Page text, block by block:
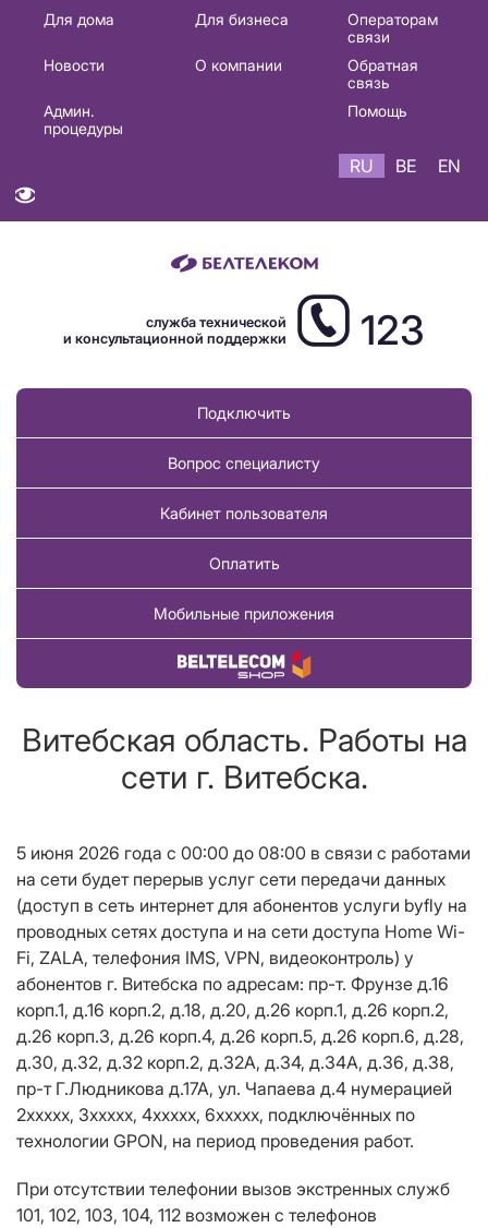
Основная
навигация
Для дома Для бизнеса
Операторам
связи
Новости
О компании
Обратная
связь
Админ.
процедуры
Помощь
RU BE EN
служба технической
и консультационной поддержки
123
Подключить
Вопрос специалисту
Кабинет пользователя
Оплатить
Мобильные приложения
Купить товар
Витебская область. Работы на
сети г. Витебска.
5 июня 2026 года c 00:00 до 08:00 в связи с работами
на сети будет перерыв услуг сети передачи данных
(доступ в сеть интернет для абонентов услуги byfly на
проводных сетях доступа и на сети доступа Home Wi-
Fi, ZALA, телефония IMS, VPN, видеоконтроль) у
абонентов г. Витебска по адресам: пр-т. Фрунзе д.16
корп.1, д.16 корп.2, д.18, д.20, д.26 корп.1, д.26 корп.2,
д.26 корп.3, д.26 корп.4, д.26 корп.5, д.26 корп.6, д.28,
д.30, д.32, д.32 корп.2, д.32А, д.34, д.34А, д.36, д.38,
пр-т Г.Людникова д.17А, ул. Чапаева д.4 нумерацией
2ххххх, 3ххххх, 4ххххх, 6ххххх, подключённых по
технологии GPON, на период проведения работ.
При отсутствии телефонии вызов экстренных служб
101, 102, 103, 104, 112 возможен с телефонов